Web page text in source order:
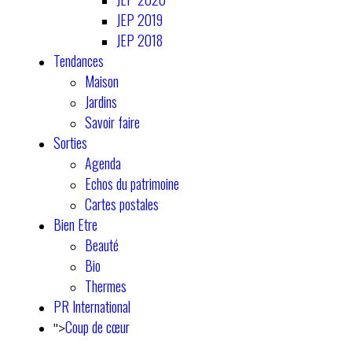
JEP 2019
JEP 2018
Tendances
Maison
Jardins
Savoir faire
Sorties
Agenda
Echos du patrimoine
Cartes postales
Bien Etre
Beauté
Bio
Thermes
PR International
">Coup de cœur